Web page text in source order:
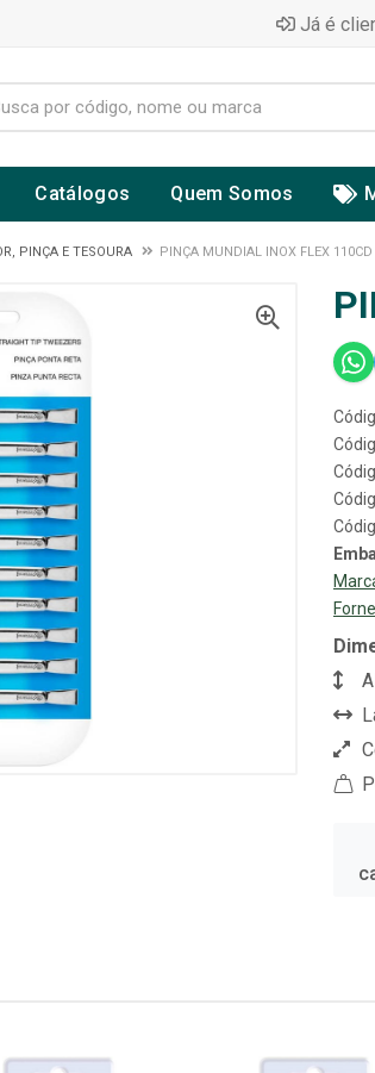
Já é
Catálogos Quem Somos
PINÇA E TESOURA PINÇA MUNDIAL INOX FLEX 110CD